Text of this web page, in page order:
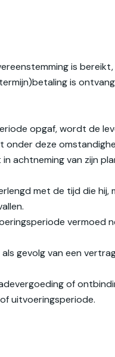
is
is
opgaf, wordt de
onder deze
van zijn
met de tijd die hij,
vermoed
gevolg van een
of
uitvoeringsperiode.